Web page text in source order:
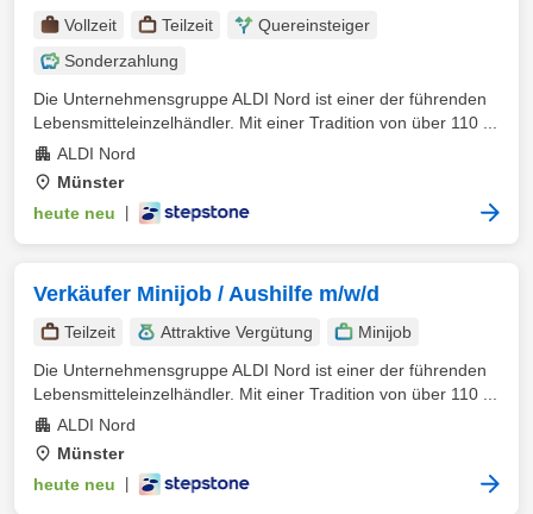
Vollzeit Teilzeit
Quereinsteiger
Sonderzahlung
Die Unternehmensgruppe ALDI Nord ist einer der führenden
Lebensmitteleinzelhändler. Mit einer Tradition von über 110 ...
ALDI Nord
Münster
heute neu
Verkäufer Minijob / Aushilfe m/w/d
Teilzeit Attraktive Vergütung
Minijob
Die Unternehmensgruppe ALDI Nord ist einer der führenden
Lebensmitteleinzelhändler. Mit einer Tradition von über 110 ...
ALDI Nord
Münster
heute neu